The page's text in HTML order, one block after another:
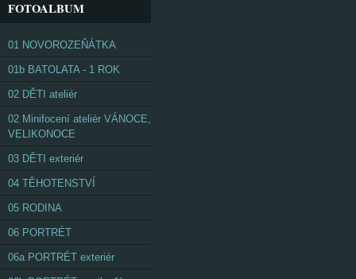
FOTOALBUM
01 NOVOROZEŇÁTKA
01b BATOLATA - 1 ROK
02 DĚTI ateliér
02 Minifocení ateliér VÁNOCE,
VELIKONOCE
03 DĚTI exteriér
04 TĚHOTENSTVÍ
05 RODINA
06 PORTRÉT
06a PORTRÉT exteriér